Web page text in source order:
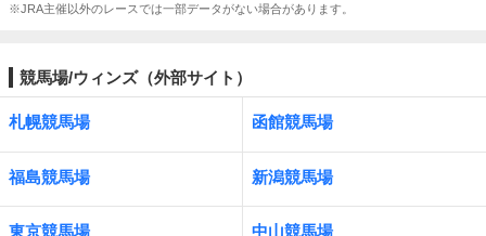
※JRA主催以外のレースでは一部データがない場合があります。
競馬場/ウィンズ（外部サイト）
札幌競馬場 函館競馬場
福島競馬場 新潟競馬場
東京競馬場 中山競馬場